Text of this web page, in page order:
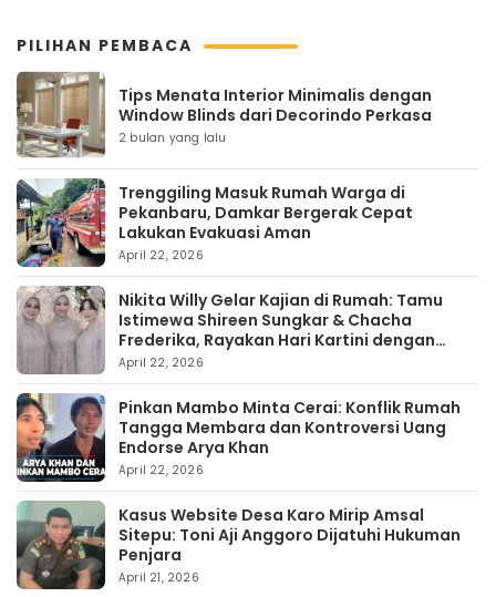
PILIHAN PEMBACA
Tips Menata Interior Minimalis dengan
Window Blinds dari Decorindo Perkasa
2 bulan yang lalu
Trenggiling Masuk Rumah Warga di
Pekanbaru, Damkar Bergerak Cepat
Lakukan Evakuasi Aman
April 22, 2026
Nikita Willy Gelar Kajian di Rumah: Tamu
Istimewa Shireen Sungkar & Chacha
Frederika, Rayakan Hari Kartini dengan
Kehangatan
April 22, 2026
Pinkan Mambo Minta Cerai: Konflik Rumah
Tangga Membara dan Kontroversi Uang
Endorse Arya Khan
April 22, 2026
Kasus Website Desa Karo Mirip Amsal
Sitepu: Toni Aji Anggoro Dijatuhi Hukuman
Penjara
April 21, 2026